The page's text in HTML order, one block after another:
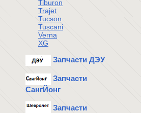
Tiburon
Trajet
Tucson
Tuscani
Verna
XG
Запчасти ДЭУ
Запчасти
СангЙонг
Запчасти